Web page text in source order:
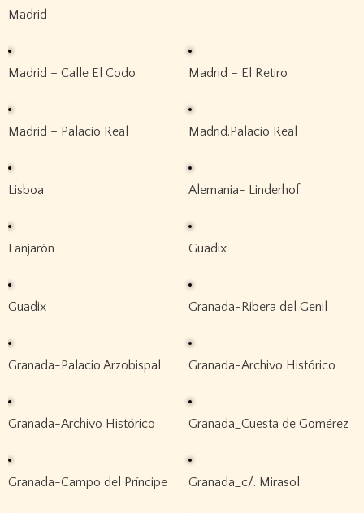
Madrid
Madrid – Calle El Codo Madrid – El Retiro
Madrid – Palacio Real Madrid.Palacio Real
Lisboa Alemania- Linderhof
Lanjarón Guadix
Guadix Granada-Ribera del Genil
Granada-Palacio Arzobispal Granada-Archivo Histórico
Granada-Archivo Histórico Granada_Cuesta de Gomérez
Granada-Campo del Príncipe Granada_c/. Mirasol